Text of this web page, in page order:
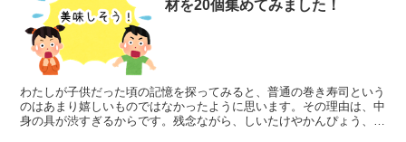
材を20個集めてみました！
わたしが子供だった頃の記憶を探ってみると、普通の巻き寿司という
のはあまり嬉しいものではなかったように思います。その理由は、中
身の具が渋すぎるからです。残念ながら、しいたけやかんぴょう、焼